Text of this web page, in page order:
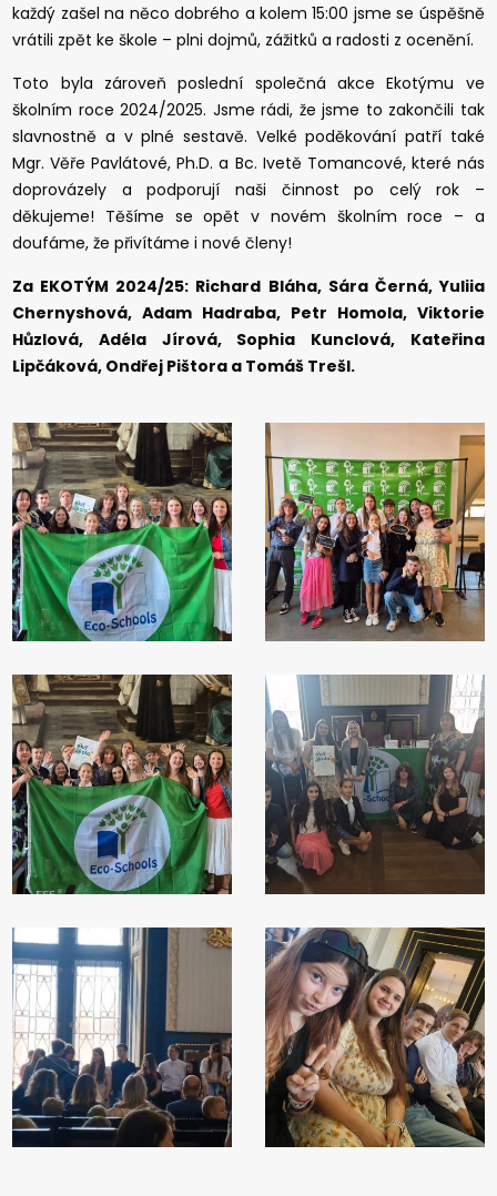
každý zašel na něco dobrého a kolem 15:00 jsme se úspěšně
vrátili zpět ke škole – plni dojmů, zážitků a radosti z ocenění.
Toto byla zároveň poslední společná akce Ekotýmu ve
školním roce 2024/2025. Jsme rádi, že jsme to zakončili tak
slavnostně a v plné sestavě. Velké poděkování patří také
Mgr. Věře Pavlátové, Ph.D. a Bc. Ivetě Tomancové, které nás
doprovázely a podporují naši činnost po celý rok –
děkujeme! Těšíme se opět v novém školním roce – a
doufáme, že přivítáme i nové členy!
Za EKOTÝM 2024/25: Richard Bláha, Sára Černá, Yuliia
Chernyshová, Adam Hadraba, Petr Homola, Viktorie
Hůzlová, Adéla Jírová, Sophia Kunclová, Kateřina
Lipčáková, Ondřej Pištora a Tomáš Trešl.